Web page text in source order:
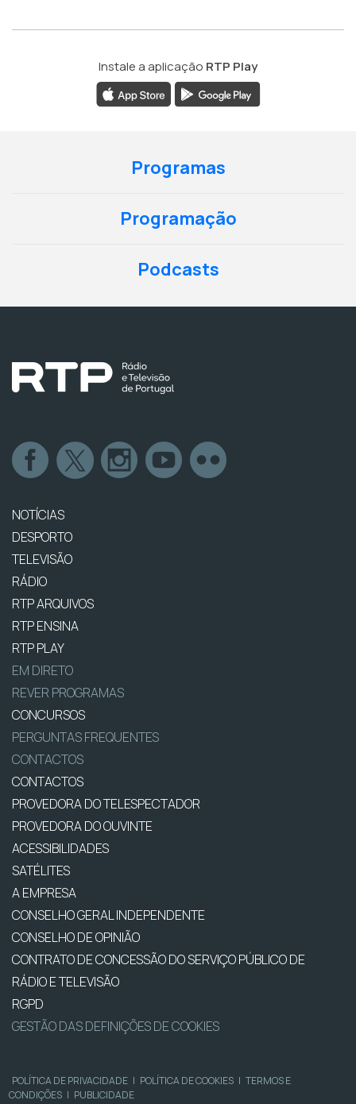
Instale a aplicação RTP Play
Programas
Programação
Podcasts
NOTÍCIAS
DESPORTO
TELEVISÃO
RÁDIO
RTP ARQUIVOS
RTP ENSINA
RTP PLAY
EM DIRETO
REVER PROGRAMAS
CONCURSOS
PERGUNTAS FREQUENTES
CONTACTOS
CONTACTOS
PROVEDORA DO TELESPECTADOR
PROVEDORA DO OUVINTE
ACESSIBILIDADES
SATÉLITES
A EMPRESA
CONSELHO GERAL INDEPENDENTE
CONSELHO DE OPINIÃO
CONTRATO DE CONCESSÃO DO SERVIÇO PÚBLICO DE
RÁDIO E TELEVISÃO
RGPD
GESTÃO DAS DEFINIÇÕES DE COOKIES
POLÍTICA DE PRIVACIDADE | POLÍTICA DE COOKIES | TERMOS E
CONDIÇÕES | PUBLICIDADE